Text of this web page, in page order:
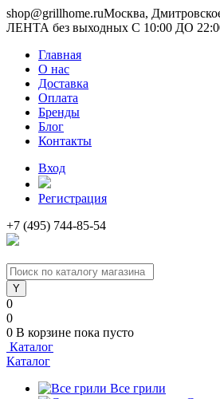
shop@grillhome.ruМосква,
ЛЕНТА без выходных С 10:00 ДО
Главная
О нас
Доставка
Оплата
Бренды
Блог
Контакты
Вход
Регистрация
+7 (495) 744-85-54
0
0
0 В корзине пока пусто
Каталог
Каталог
Все грили